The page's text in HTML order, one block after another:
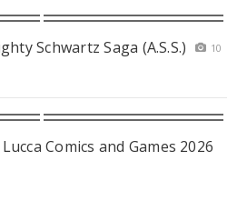
Schwartz Saga (A.S.S.)
10
Comics and Games 2026